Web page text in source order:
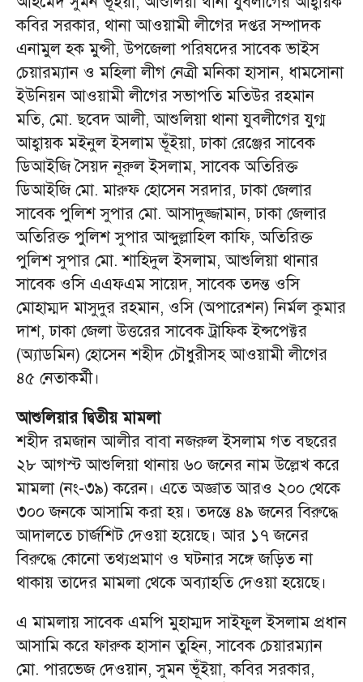
কবির সরকার, থানা আওয়ামী লীগের দপ্তর সম্পাদক
এনামুল হক মুন্সী, উপজেলা পরিষদের সাবেক ভাইস
চেয়ারম্যান ও মহিলা লীগ নেত্রী মনিকা হাসান, ধামসোনা
ইউনিয়ন আওয়ামী লীগের সভাপতি মতিউর রহমান
মতি, মো. ছবেদ আলী, আশুলিয়া থানা যুবলীগের যুগ্ম
আহ্বায়ক মইনুল ইসলাম ভূঁইয়া, ঢাকা রেঞ্জের সাবেক
ডিআইজি সৈয়দ নূরুল ইসলাম, সাবেক অতিরিক্ত
ডিআইজি মো. মারুফ হোসেন সরদার, ঢাকা জেলার
সাবেক পুলিশ সুপার মো. আসাদুজ্জামান, ঢাকা জেলার
অতিরিক্ত পুলিশ সুপার আব্দুল্লাহিল কাফি, অতিরিক্ত
পুলিশ সুপার মো. শাহিদুল ইসলাম, আশুলিয়া থানার
সাবেক ওসি এএফএম সায়েদ, সাবেক তদন্ত ওসি
মোহাম্মদ মাসুদুর রহমান, ওসি (অপারেশন) নির্মল কুমার
দাশ, ঢাকা জেলা উত্তরের সাবেক ট্রাফিক ইন্সপেক্টর
(অ্যাডমিন) হোসেন শহীদ চৌধুরীসহ আওয়ামী লীগের
৪৫ নেতাকর্মী।
আশুলিয়ার দ্বিতীয় মামলা
শহীদ রমজান আলীর বাবা নজরুল ইসলাম গত বছরের
২৮ আগস্ট আশুলিয়া থানায় ৬০ জনের নাম উল্লেখ করে
মামলা (নং-৩৯) করেন। এতে অজ্ঞাত আরও ২০০ থেকে
৩০০ জনকে আসামি করা হয়। তদন্তে ৪৯ জনের বিরুদ্ধে
আদালতে চার্জশিট দেওয়া হয়েছে। আর ১৭ জনের
বিরুদ্ধে কোনো তথ্যপ্রমাণ ও ঘটনার সঙ্গে জড়িত না
থাকায় তাদের মামলা থেকে অব্যাহতি দেওয়া হয়েছে।
এ মামলায় সাবেক এমপি মুহাম্মদ সাইফুল ইসলাম প্রধান
আসামি করে ফারুক হাসান তুহিন, সাবেক চেয়ারম্যান
মো. পারভেজ দেওয়ান, সুমন ভূঁইয়া, কবির সরকার,